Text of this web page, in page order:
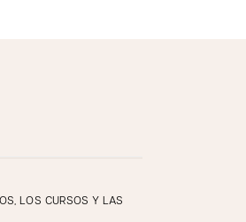
LOS CURSOS Y LAS